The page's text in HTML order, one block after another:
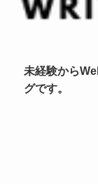
未経験から
グです。